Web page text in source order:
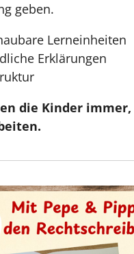
geben.
Lerneinheiten
Erklärungen
die Kinder